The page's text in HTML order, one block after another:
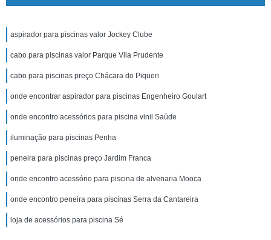
aspirador para piscinas valor Jockey Clube
cabo para piscinas valor Parque Vila Prudente
cabo para piscinas preço Chácara do Piqueri
onde encontrar aspirador para piscinas Engenheiro Goulart
onde encontro acessórios para piscina vinil Saúde
iluminação para piscinas Penha
peneira para piscinas preço Jardim Franca
onde encontro acessório para piscina de alvenaria Mooca
onde encontro peneira para piscinas Serra da Cantareira
loja de acessórios para piscina Sé